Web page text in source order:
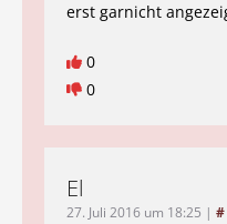
erst garnicht
0
0
El
27. Juli 2016 um 18:25 | #